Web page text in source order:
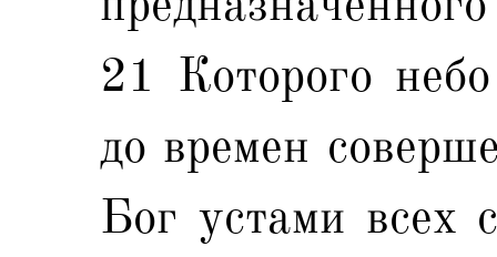
21 Которого
до времен
Бог устами всех